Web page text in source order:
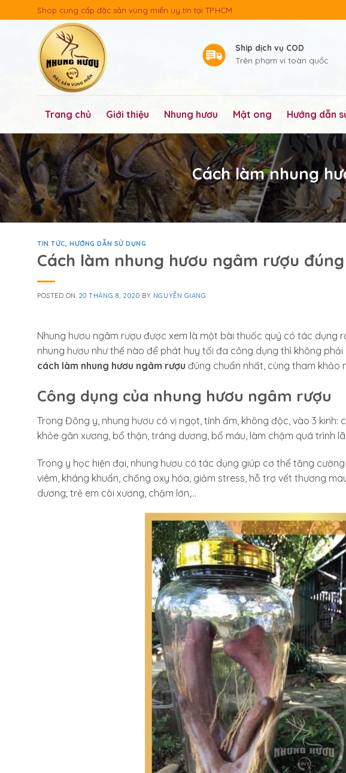
to
Shop cung cấp đặc sản vùng miền uy tín tại TP.HCM
Ship dịch vụ COD
Trên phạm vi toàn quốc
Trang chủ Giới thiệu Nhung hươu Mật ong Hướng dẫn
Cách làm nhung
TIN TỨC ,HƯỚNG DẪN SỬ DỤNG
Cách làm nhung hươu ngâm rượu
POSTED ON 20 THÁNG 8, 2020 BY NGUYỄN GIANG
Nhung hươu ngâm rượu được xem là một bài thuốc quý có tác dụng
nhung hươu như thế nào để phát huy tối đa công dụng thì không
cách làm nhung hươu ngâm rượu đúng chuẩn nhất, cùng tham khảo
Công dụng của nhung hươu ngâm rượu
Trong Đông y, nhung hươu có vị ngọt, tính ấm, không độc, vào 3
khỏe gân xương, bổ thận, tráng dương, bổ máu, làm chậm quá trình
Trong y học hiện đại, nhung hươu có tác dụng giúp cơ thể tăng
viêm, kháng khuẩn, chống oxy hóa, giảm stress, hỗ trợ vết thương
dương; trẻ em còi xương, chậm lớn,…